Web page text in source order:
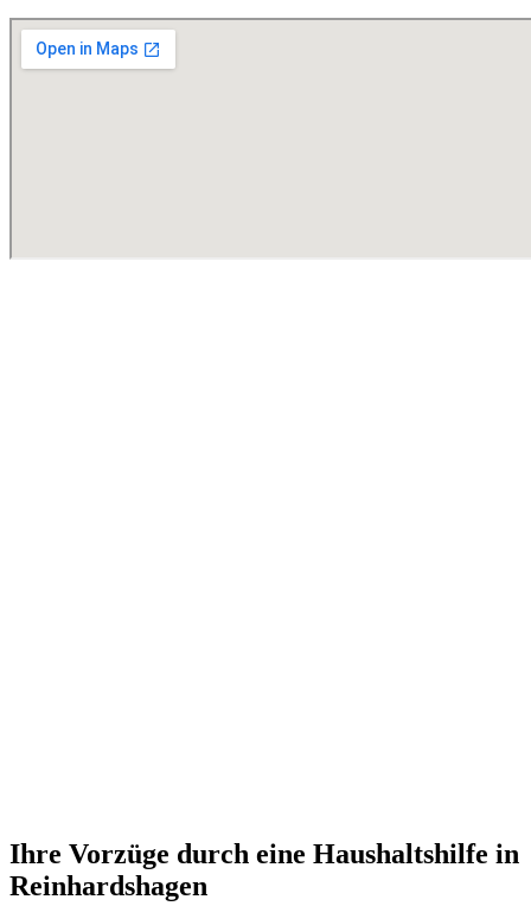
Ihre Vorzüge durch eine Haushaltshilfe in
Reinhardshagen